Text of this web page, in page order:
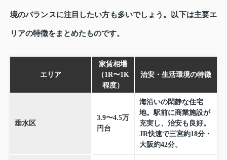
境のバランスに注目したい方も多いでしょう。以下は主要エ
リアの特徴をまとめたものです。
エリア
家賃相場
（1R〜1K
程度）
治安・生活環境の特徴
垂水区
3.9〜4.5万
円台
海沿いの閑静な住宅
地。駅前に商業施設が
充実し、治安も良好。
JR快速で三宮約18分・
大阪約42分。